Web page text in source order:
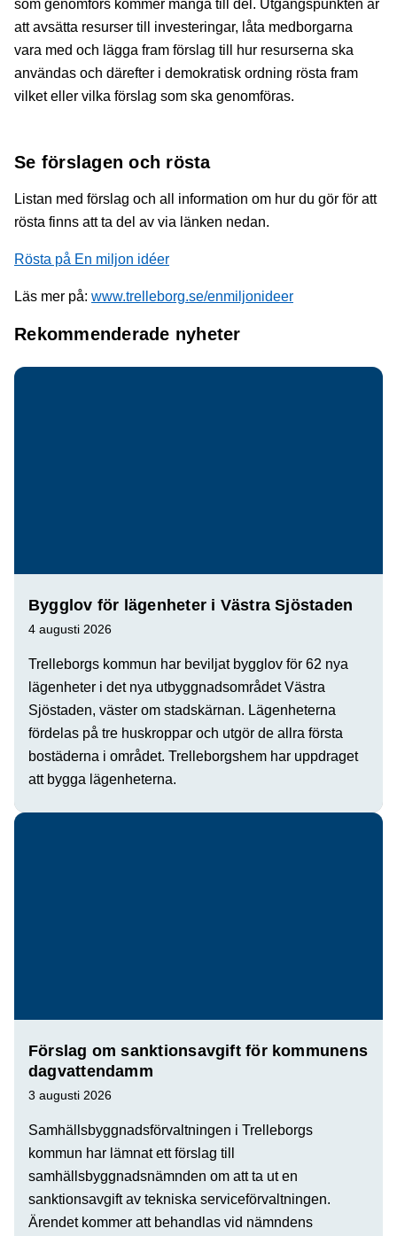
som genomförs kommer många till del. Utgångspunkten är
att avsätta resurser till investeringar, låta medborgarna
vara med och lägga fram förslag till hur resurserna ska
användas och därefter i demokratisk ordning rösta fram
vilket eller vilka förslag som ska genomföras.
Se förslagen och rösta
Listan med förslag och all information om hur du gör för att
rösta finns att ta del av via länken nedan.
Rösta på En miljon idéer
Läs mer på: www.trelleborg.se/enmiljonideer
Rekommenderade nyheter
Bygglov för lägenheter i Västra Sjöstaden
4 augusti 2026
Trelleborgs kommun har beviljat bygglov för 62 nya
lägenheter i det nya utbyggnadsområdet Västra
Sjöstaden, väster om stadskärnan. Lägenheterna
fördelas på tre huskroppar och utgör de allra första
bostäderna i området. Trelleborgshem har uppdraget
att bygga lägenheterna.
Förslag om sanktionsavgift för kommunens
dagvattendamm
3 augusti 2026
Samhällsbyggnadsförvaltningen i Trelleborgs
kommun har lämnat ett förslag till
samhällsbyggnadsnämnden om att ta ut en
sanktionsavgift av tekniska serviceförvaltningen.
Ärendet kommer att behandlas vid nämndens